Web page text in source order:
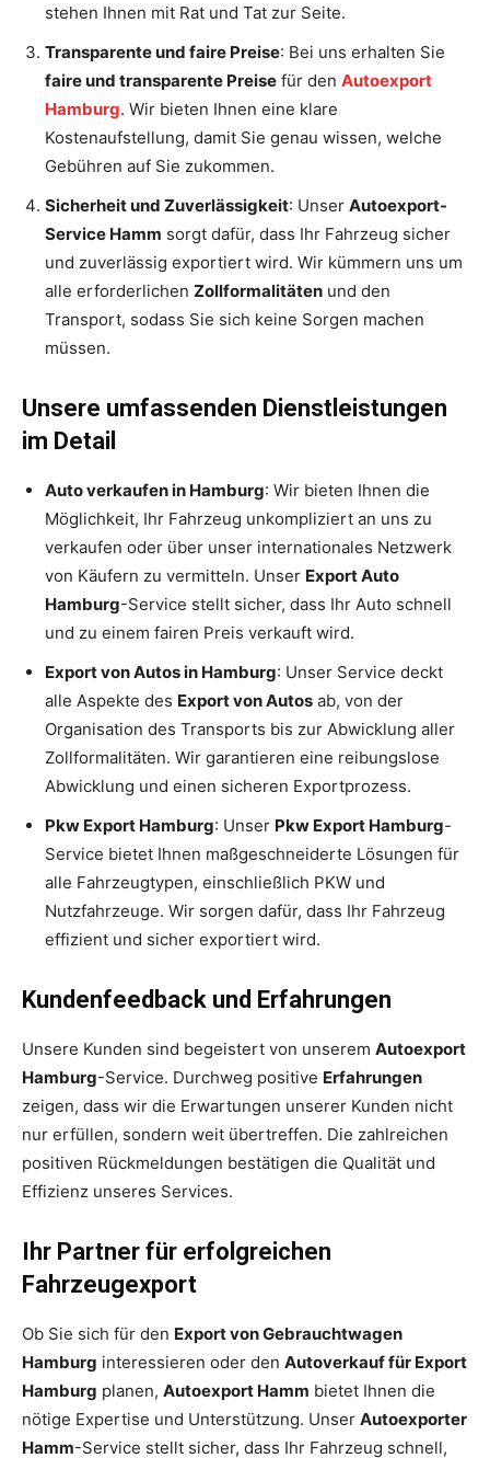
stehen Ihnen mit Rat und Tat zur Seite.
Transparente und faire Preise: Bei uns erhalten Sie
faire und transparente Preise für den Autoexport
Hamburg. Wir bieten Ihnen eine klare
Kostenaufstellung, damit Sie genau wissen, welche
Gebühren auf Sie zukommen.
Sicherheit und Zuverlässigkeit: Unser Autoexport-
Service Hamm sorgt dafür, dass Ihr Fahrzeug sicher
und zuverlässig exportiert wird. Wir kümmern uns um
alle erforderlichen Zollformalitäten und den
Transport, sodass Sie sich keine Sorgen machen
müssen.
Unsere umfassenden Dienstleistungen
im Detail
Auto verkaufen in Hamburg: Wir bieten Ihnen die
Möglichkeit, Ihr Fahrzeug unkompliziert an uns zu
verkaufen oder über unser internationales Netzwerk
von Käufern zu vermitteln. Unser Export Auto
Hamburg-Service stellt sicher, dass Ihr Auto schnell
und zu einem fairen Preis verkauft wird.
Export von Autos in Hamburg: Unser Service deckt
alle Aspekte des Export von Autos ab, von der
Organisation des Transports bis zur Abwicklung aller
Zollformalitäten. Wir garantieren eine reibungslose
Abwicklung und einen sicheren Exportprozess.
Pkw Export Hamburg: Unser Pkw Export Hamburg-
Service bietet Ihnen maßgeschneiderte Lösungen für
alle Fahrzeugtypen, einschließlich PKW und
Nutzfahrzeuge. Wir sorgen dafür, dass Ihr Fahrzeug
effizient und sicher exportiert wird.
Kundenfeedback und Erfahrungen
Unsere Kunden sind begeistert von unserem Autoexport
Hamburg-Service. Durchweg positive Erfahrungen
zeigen, dass wir die Erwartungen unserer Kunden nicht
nur erfüllen, sondern weit übertreffen. Die zahlreichen
positiven Rückmeldungen bestätigen die Qualität und
Effizienz unseres Services.
Ihr Partner für erfolgreichen
Fahrzeugexport
Ob Sie sich für den Export von Gebrauchtwagen
Hamburg interessieren oder den Autoverkauf für Export
Hamburg planen, Autoexport Hamm bietet Ihnen die
nötige Expertise und Unterstützung. Unser Autoexporter
Hamm-Service stellt sicher, dass Ihr Fahrzeug schnell,